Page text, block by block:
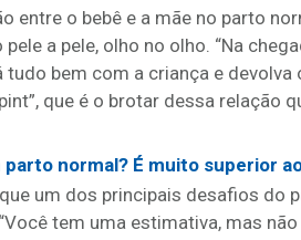
entre o bebê e a mãe no parto
a pele, olho no olho. “Na
bem com a criança e devolva
que é o brotar dessa relação
normal? É muito superior
um dos principais desafios do
tem uma estimativa, mas